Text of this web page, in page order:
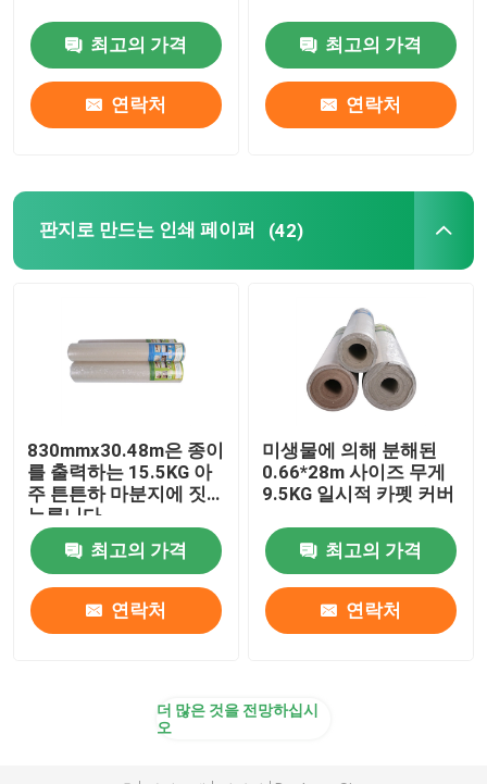
최고의 가격
연락처
최고의 가격
연락처
판지로 만드는 인쇄 페이퍼 (42)
830mmx30.48m은 종이
를 출력하는 15.5KG 아
주 튼튼하 마분지에 짓
누릅니다
최고의 가격
연락처
미생물에 의해 분해된
0.66*28m 사이즈 무게
9.5KG 일시적 카펫 커버
최고의 가격
연락처
더 많은 것을 전망하십시
오